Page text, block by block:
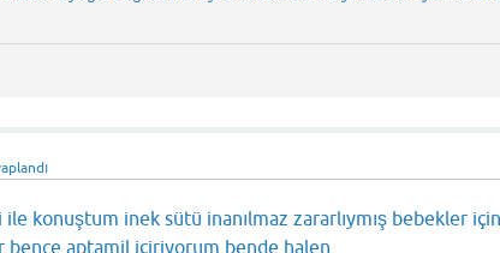
konuştum inek sütü inanılmaz zararlıymış bebekler
bence aptamil içiriyorum bende halen